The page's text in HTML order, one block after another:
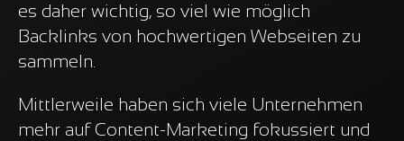
es daher wichtig, so viel wie möglich
Backlinks von hochwertigen Webseiten zu
sammeln.
Mittlerweile haben sich viele Unternehmen
mehr auf Content-Marketing fokussiert und